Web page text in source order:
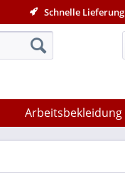
Schnelle Lieferung
Arbeitsbekleidung